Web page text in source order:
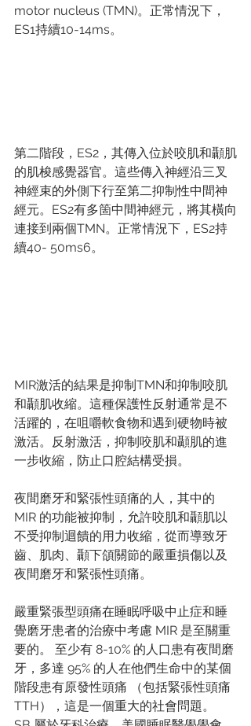
motor nucleus (TMN)。正常情況下，
ES1持續10-14ms。
第⼆階段，ES2，其傳入位於咬肌和顳肌
的肌梭感覺器官。這些傳入神經沿三叉
神經束的外側下⾏⾄第⼆抑制性中間神
經元。ES2有多箇中間神經元，將其橫向
連接到兩個TMN。正常情況下，ES2持
續40- 50ms6。
MIR激活的結果是抑制TMN和抑制咬肌
和顳肌收縮。這種保護性反射通常是不
活躍的，在咀嚼軟食物和遇到硬物時被
激活。反射激活，抑制咬肌和顳肌的進
⼀步收縮，防⽌⼝腔結構受損。
夜間磨牙和緊張性頭痛的⼈，其中的
MIR 的功能被抑制，允許咬肌和顳肌以
不受抑制迴饋的⽤⼒收縮，從⽽導致牙
⿒、肌⾁、顳下頜關節的嚴重損傷以及
夜間磨牙和緊張性頭痛。
嚴重緊張型頭痛在睡眠呼吸中⽌症和睡
覺磨牙患者的治療中考慮 MIR 是⾄關重
要的。 ⾄少有 8-10% 的⼈⼝患有夜間磨
牙，多達 95% 的⼈在他們⽣命中的某個
階段患有原發性頭痛 （包括緊張性頭痛
TTH），這是⼀個重⼤的社會問題。